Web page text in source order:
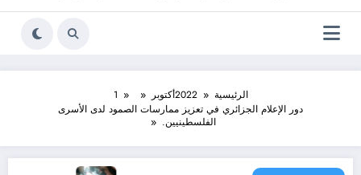
الرئيسية 2022أكتوبر
1
دور الإعلام الجزائري في تعزيز ممارسات الصمود لدى الأسرى
الفلسطينيين.